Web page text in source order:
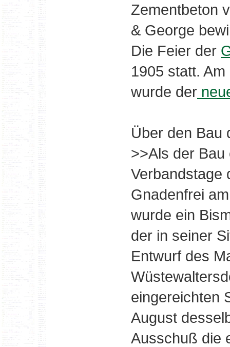
Zementbeton
& George
Die Feier der
1905 statt.
wurde der
Über den Bau
>>Als der
Verbandstage
Gnadenfrei
wurde ein
der in seiner
Entwurf des
eingereichten
August
Ausschuß die